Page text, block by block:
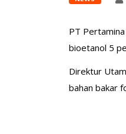
PT
bioetanol 5
Direktur
bahan bakar